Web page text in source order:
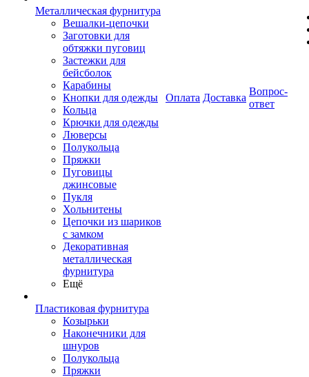
Металлическая фурнитура
Вешалки-цепочки
Заготовки для
обтяжки пуговиц
Застежки для
бейсболок
Карабины
Кнопки для одежды
Кольца
Крючки для одежды
Люверсы
Полукольца
Пряжки
Пуговицы
джинсовые
Пукля
Хольнитены
Цепочки из шариков
с замком
Декоративная
металлическая
фурнитура
Ещё
Пластиковая фурнитура
Козырьки
Наконечники для
шнуров
Полукольца
Пряжки
Оплата Доставка
Вопрос-
ответ